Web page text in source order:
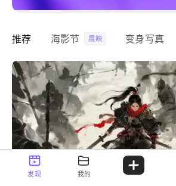
推荐 海影节 展映 变身写真
发现 我的